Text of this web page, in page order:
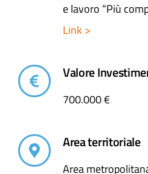
e lavoro “Più
Link >
Valore
700.000 €
Area territoriale
Area